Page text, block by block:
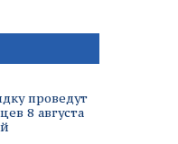
проведут
8 августа